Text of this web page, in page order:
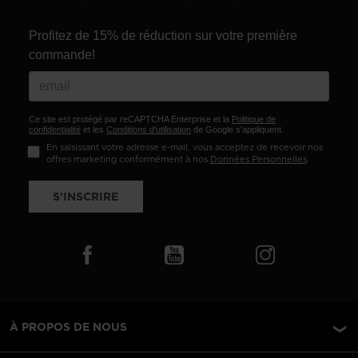
Profitez de 15% de réduction sur votre première
commande!
Ce site est protégé par reCAPTCHA Enterprise et la Politique de
confidentialité et les Conditions d'utilisation de Google s'appliquent.
En saisissant votre adresse e-mail, vous acceptez de recevoir nos
offres marketing conformément à nos Données Personnelles.
S'INSCRIRE
À PROPOS DE NOUS